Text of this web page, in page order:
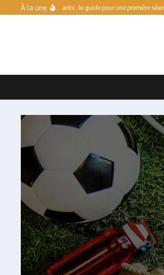
Aller au contenu
À la une
pour débutants : le guide pour une première séance sereine